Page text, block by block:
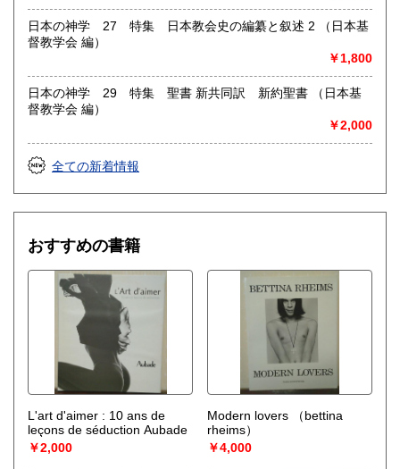
日本の神学 27 特集 日本教会史の編纂と叙述 2 （日本基
督教学会 編）
￥1,800
日本の神学 29 特集 聖書 新共同訳 新約聖書 （日本基
督教学会 編）
￥2,000
全ての新着情報
おすすめの書籍
L'art d'aimer : 10 ans de
leçons de séduction Aubade
￥2,000
Modern lovers
（bettina
rheims）
￥4,000